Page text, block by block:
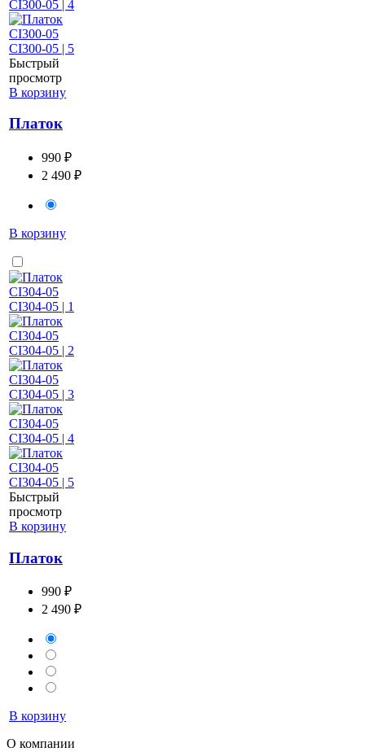
Быстрый
просмотр
В корзину
Платок
990 ₽
2 490 ₽
В корзину
Быстрый
просмотр
В корзину
Платок
990 ₽
2 490 ₽
В корзину
О компании